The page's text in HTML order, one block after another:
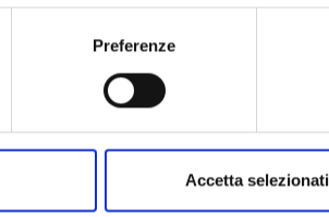
Preferenze
Accetta selezionati